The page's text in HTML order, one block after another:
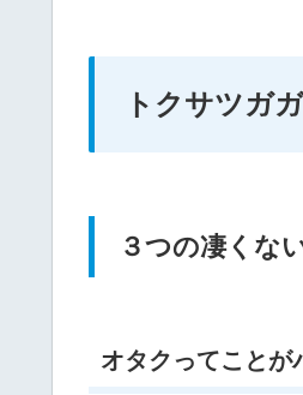
トクサツガ
３つの凄くな
オタクってことが